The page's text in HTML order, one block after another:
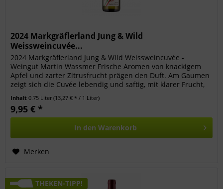
2024 Markgräflerland Jung & Wild
Weissweincuvée...
2024 Markgräflerland Jung & Wild Weissweincuvée -
Weingut Martin Wassmer Frische Aromen von knackigem
Apfel und zarter Zitrusfrucht prägen den Duft. Am Gaumen
zeigt sich die Cuvée lebendig und saftig, mit klarer Frucht,
Inhalt0.75 Liter(13,27 € * / 1 Liter)
9,95 € *
In den Warenkorb
Merken
THEKEN-TIPP!